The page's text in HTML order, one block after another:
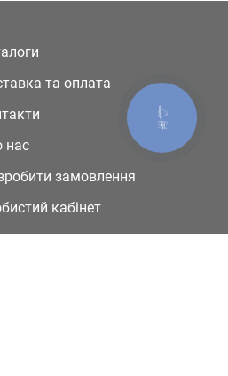
та оплата
нас
замовлення
кабінет
КНОПКА
ЗВ'ЯЗКУ